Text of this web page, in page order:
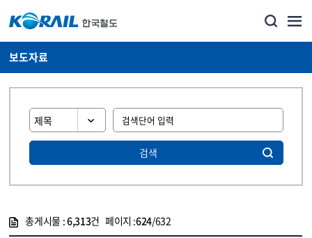
보도자료
검색
총게시물 :6,313건 페이지 :624/632